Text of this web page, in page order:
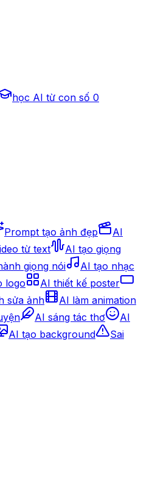
học AI từ con số 0
Prompt tạo ảnh đẹp
AI
từ text
AI tạo giọng
giọng nói
AI tạo nhạc
logo
AI thiết kế poster
sửa ảnh
AI làm animation
AI sáng tác thơ
AI
AI tạo background
Sai